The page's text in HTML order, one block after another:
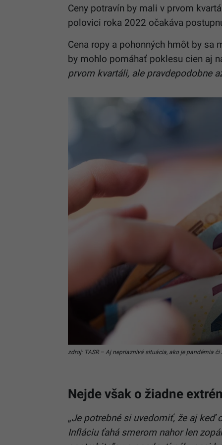
Ceny potravín by mali v prvom
polovici roka 2022 očakáva
Cena ropy a pohonných hmôt by sa
by mohlo pomáhať poklesu cien aj
prvom kvartáli, ale pravdepodobne
zdroj: TASR – Aj nepriaznivá situácia, ako je pandémia
Nejde však o žiadne
„Je potrebné si uvedomiť, že aj keď
Infláciu ťahá smerom nahor len